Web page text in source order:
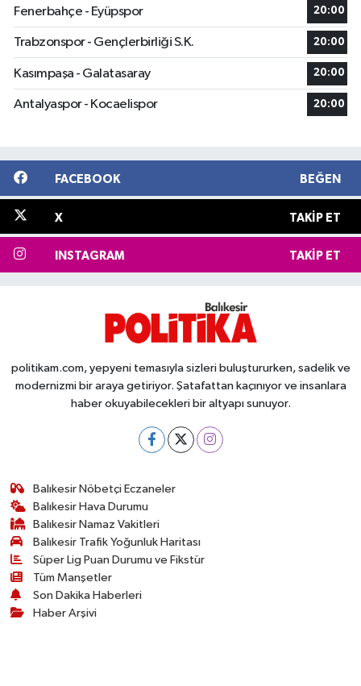
Fenerbahçe - Eyüpspor 20:00
Trabzonspor - Gençlerbirliği S.K. 20:00
Kasımpaşa - Galatasaray 20:00
Antalyaspor - Kocaelispor 20:00
FACEBOOK BEĞEN
X TAKIP ET
INSTAGRAM TAKIP ET
politikam.com, yepyeni temasıyla sizleri buluştururken, sadelik ve
modernizmi bir araya getiriyor. Şatafattan kaçınıyor ve insanlara
haber okuyabilecekleri bir altyapı sunuyor.
Balıkesir Nöbetçi Eczaneler
Balıkesir Hava Durumu
Balıkesir Namaz Vakitleri
Balıkesir Trafik Yoğunluk Haritası
Süper Lig Puan Durumu ve Fikstür
Tüm Manşetler
Son Dakika Haberleri
Haber Arşivi